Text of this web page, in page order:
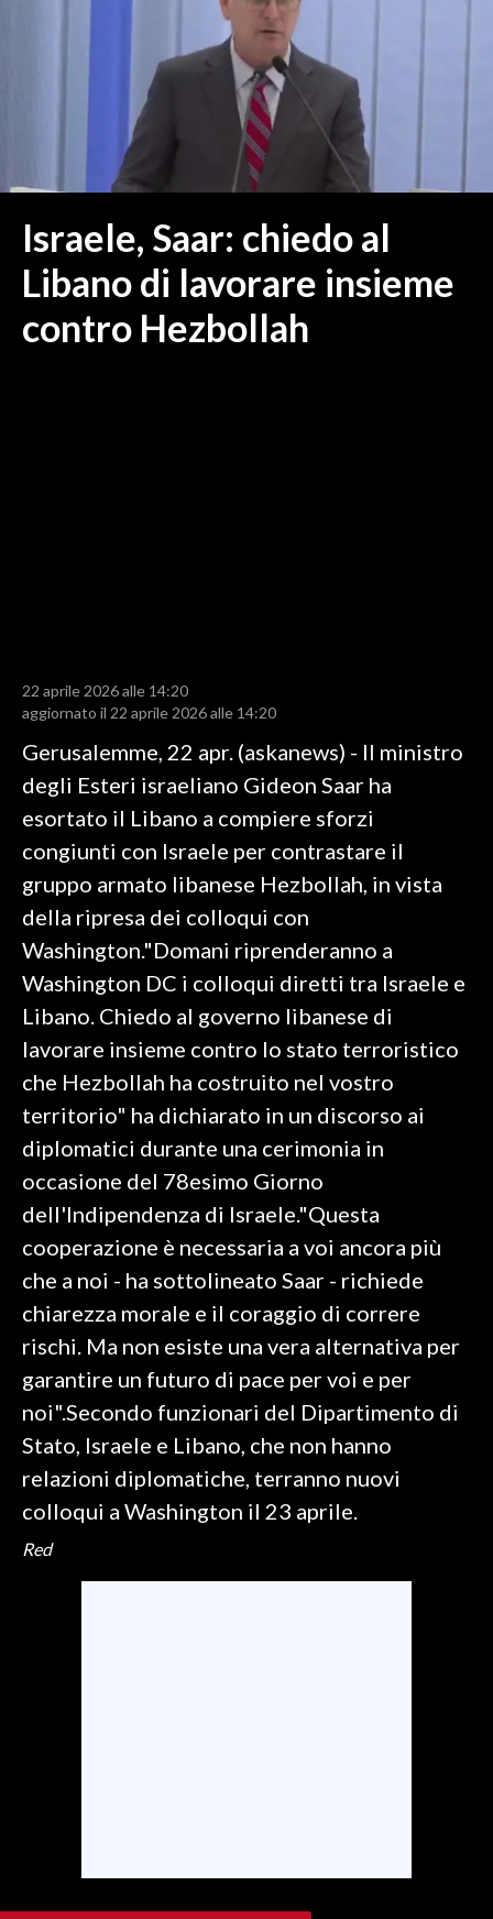
SASSARI E PROVINCIA
NUORO E PROVINCIA
ITALIA
MONDO
RISULTATI E CLASSIFICHE
CALCIO REGIONALE
BASKET
VOLLEY
MOTORI
TENNIS
ALTRI SPORT
CULTURA
GOSSIP
SALUTE
SARDEGNA TURISMO
SARDI NEL MONDO
NOTIZIE
EVENTI
3 MINUTI CON
INSULARITÀ
INFO AZIENDE
ABBONATI
Israele, Saar: chiedo al
Libano di lavorare insieme
contro Hezbollah
22 aprile 2026 alle 14:20
aggiornato il 22 aprile 2026 alle 14:20
Gerusalemme, 22 apr. (askanews) - Il ministro
degli Esteri israeliano Gideon Saar ha
esortato il Libano a compiere sforzi
congiunti con Israele per contrastare il
gruppo armato libanese Hezbollah, in vista
della ripresa dei colloqui con
Washington."Domani riprenderanno a
Washington DC i colloqui diretti tra Israele e
Libano. Chiedo al governo libanese di
lavorare insieme contro lo stato terroristico
che Hezbollah ha costruito nel vostro
territorio" ha dichiarato in un discorso ai
diplomatici durante una cerimonia in
occasione del 78esimo Giorno
dell'Indipendenza di Israele."Questa
cooperazione è necessaria a voi ancora più
che a noi - ha sottolineato Saar - richiede
chiarezza morale e il coraggio di correre
rischi. Ma non esiste una vera alternativa per
garantire un futuro di pace per voi e per
noi".Secondo funzionari del Dipartimento di
Stato, Israele e Libano, che non hanno
relazioni diplomatiche, terranno nuovi
colloqui a Washington il 23 aprile.
Red